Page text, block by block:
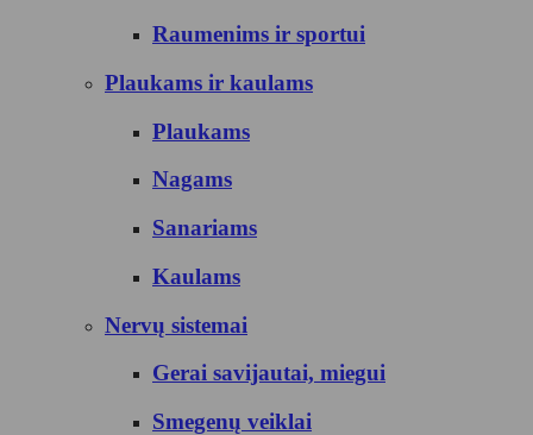
Raumenims ir sportui
Plaukams ir kaulams
Plaukams
Nagams
Sanariams
Kaulams
Nervų sistemai
Gerai savijautai, miegui
Smegenų veiklai